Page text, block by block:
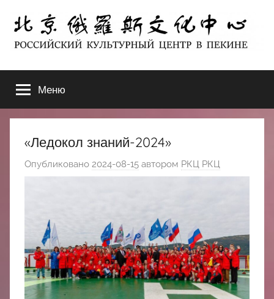
содержимому
北
京
罗
化
中
ЦЕНТР
В
ПЕКИНЕ
Меню
«Ледокол знаний-2024»
Опубликовано 2024-08-15 автором РКЦ РКЦ